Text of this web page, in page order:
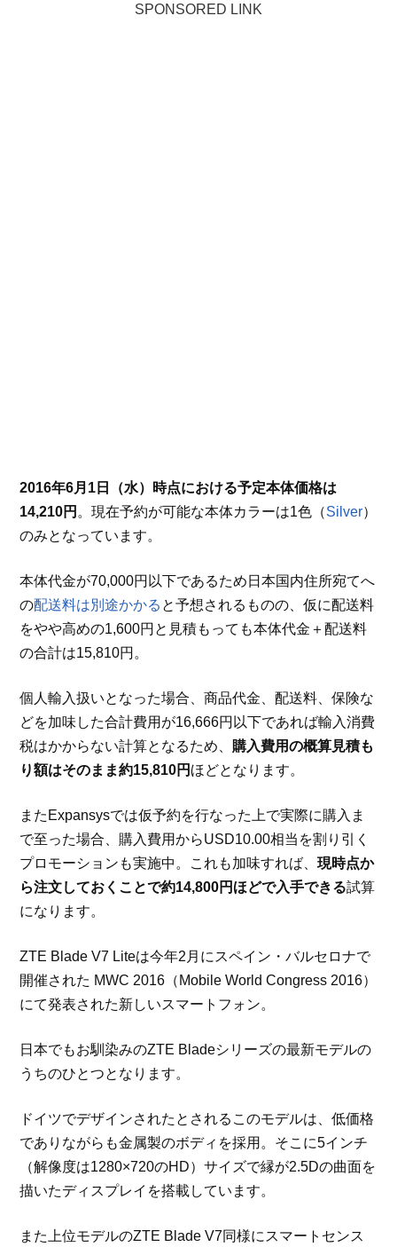
SPONSORED LINK
2016年6月1日（水）時点における予定本体価格は
14,210円 。現在予約が可能な本体カラーは1色（Silver）
のみとなっています。
本体代金が70,000円以下であるため日本国内住所宛てへ
の配送料は別途かかる と予想されるものの、仮に配送料
をやや高めの1,600円と見積もっても本体代金＋配送料
の合計は15,810円。
個人輸入扱いとなった場合、商品代金、配送料、保険な
どを加味した合計費用が16,666円以下であれば輸入消費
税はかからない計算となるため、 購入費用の概算見積も
り額はそのまま約15,810円 ほどとなります。
またExpansysでは仮予約を行なった上で実際に購入ま
で至った場合、購入費用からUSD10.00相当を割り引く
プロモーションも実施中。これも加味すれば、現時点か
ら注文しておくことで約14,800円ほどで入手できる試算
になります。
ZTE Blade V7 Liteは今年2月にスペイン・バルセロナで
開催された MWC 2016（Mobile World Congress 2016）
にて発表された新しいスマートフォン。
日本でもお馴染みのZTE Bladeシリーズの最新モデルの
うちのひとつとなります。
ドイツでデザインされたとされるこのモデルは、低価格
でありながらも金属製のボディを採用。そこに5インチ
（解像度は1280×720のHD）サイズで縁が2.5Dの曲面を
描いたディスプレイを搭載しています。
また上位モデルのZTE Blade V7同様にスマートセンス